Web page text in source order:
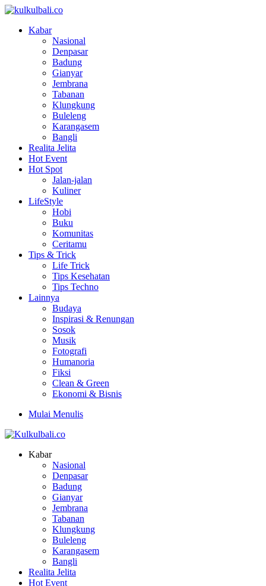
Kabar
Nasional
Denpasar
Badung
Gianyar
Jembrana
Tabanan
Klungkung
Buleleng
Karangasem
Bangli
Realita Jelita
Hot Event
Hot Spot
Jalan-jalan
Kuliner
LifeStyle
Hobi
Buku
Komunitas
Ceritamu
Tips & Trick
Life Trick
Tips Kesehatan
Tips Techno
Lainnya
Budaya
Inspirasi & Renungan
Sosok
Musik
Fotografi
Humanoria
Fiksi
Clean & Green
Ekonomi & Bisnis
Mulai Menulis
Kabar
Nasional
Denpasar
Badung
Gianyar
Jembrana
Tabanan
Klungkung
Buleleng
Karangasem
Bangli
Realita Jelita
Hot Event